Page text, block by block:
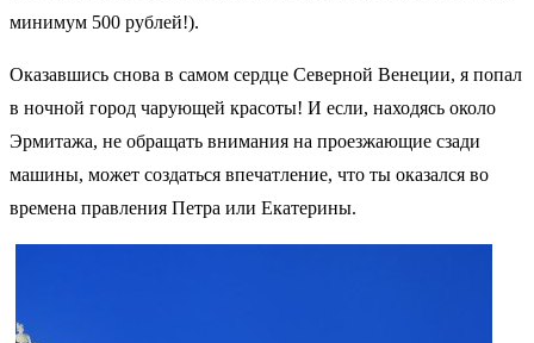
минимум 500 рублей!).
Оказавшись снова в самом сердце Северной Венеции, я попал
в ночной город чарующей красоты! И если, находясь около
Эрмитажа, не обращать внимания на проезжающие сзади
машины, может создаться впечатление, что ты оказался во
времена правления Петра или Екатерины.